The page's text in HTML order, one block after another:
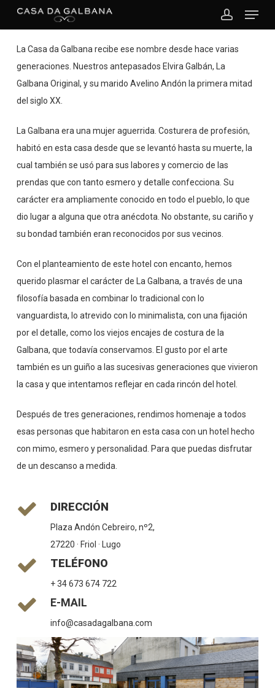
account
Menu
La Casa da Galbana recibe ese nombre desde hace varias
generaciones. Nuestros antepasados Elvira Galbán, La
Galbana Original, y su marido Avelino Andón la primera mitad
del siglo XX.
La Galbana era una mujer aguerrida. Costurera de profesión,
habitó en esta casa desde que se levantó hasta su muerte, la
cual también se usó para sus labores y comercio de las
prendas que con tanto esmero y detalle confecciona. Su
carácter era ampliamente conocido en todo el pueblo, lo que
dio lugar a alguna que otra anécdota. No obstante, su cariño y
su bondad también eran reconocidos por sus vecinos.
Con el planteamiento de este hotel con encanto, hemos
querido plasmar el carácter de La Galbana, a través de una
filosofía basada en combinar lo tradicional con lo
vanguardista, lo atrevido con lo minimalista, con una fijación
por el detalle, como los viejos encajes de costura de la
Galbana, que todavía conservamos. El gusto por el arte
también es un guiño a las sucesivas generaciones que vivieron
la casa y que intentamos reflejar en cada rincón del hotel.
Después de tres generaciones, rendimos homenaje a todos
esas personas que habitaron en esta casa con un hotel hecho
con mimo, esmero y personalidad. Para que puedas disfrutar
de un descanso a medida.
DIRECCIÓN
Plaza Andón Cebreiro, nº2,
27220 · Friol · Lugo
TELÉFONO
+ 34 673 674 722
E-MAIL
info@casadagalbana.com